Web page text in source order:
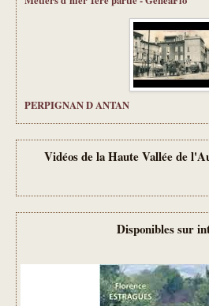
PERPIGNAN D ANTAN
Vidéos de la Haute Vallée de
Disponibles sur